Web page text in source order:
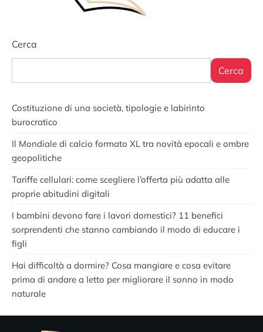
Cerca
Cerca
Costituzione di una società, tipologie e labirinto
burocratico
Il Mondiale di calcio formato XL tra novità epocali e ombre
geopolitiche
Tariffe cellulari: come scegliere l’offerta più adatta alle
proprie abitudini digitali
I bambini devono fare i lavori domestici? 11 benefici
sorprendenti che stanno cambiando il modo di educare i
figli
Hai difficoltà a dormire? Cosa mangiare e cosa evitare
prima di andare a letto per migliorare il sonno in modo
naturale